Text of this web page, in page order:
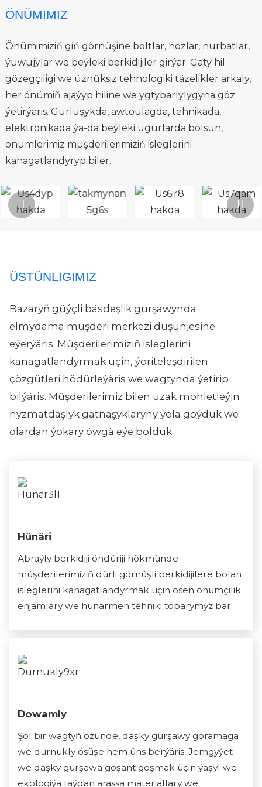
ÖNÜMIMIZ
Önümimiziň giň görnüşine boltlar, hozlar, nurbatlar,
ýuwujylar we beýleki berkidijiler girýär. Gaty hil
gözegçiligi we üznüksiz tehnologiki täzelikler arkaly,
her önümiň ajaýyp hiline we ygtybarlylygyna göz
ýetirýäris. Gurluşykda, awtoulagda, tehnikada,
elektronikada ýa-da beýleki ugurlarda bolsun,
önümlerimiz müşderilerimiziň isleglerini
kanagatlandyryp biler.
ÜSTÜNLIGIMIZ
Bazaryň güýçli bäsdeşlik gurşawynda
elmydama müşderi merkezi düşünjesine
eýerýäris. Müşderilerimiziň isleglerini
kanagatlandyrmak üçin, ýöriteleşdirilen
çözgütleri hödürleýäris we wagtynda ýetirip
bilýäris. Müşderilerimiz bilen uzak möhletleýin
hyzmatdaşlyk gatnaşyklaryny ýola goýduk we
olardan ýokary öwgä eýe bolduk.
Hünäri
Abraýly berkidiji öndüriji hökmünde
müşderilerimiziň dürli görnüşli berkidijilere bolan
isleglerini kanagatlandyrmak üçin ösen önümçilik
enjamlary we hünärmen tehniki toparymyz bar.
Dowamly
Şol bir wagtyň özünde, daşky gurşawy goramaga
we durnukly ösüşe hem üns berýäris. Jemgyýet
we daşky gurşawa goşant goşmak üçin ýaşyl we
ekologiýa taýdan arassa materiallary we